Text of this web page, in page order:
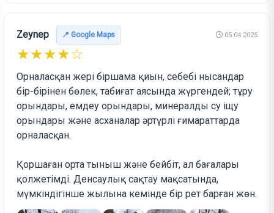
Zeynep 📍 Google Maps 05.04.2025
★★★★☆
Орналасқан жері біршама қиын, себебі нысандар
бір-бірінен бөлек, табиғат аясында жүргендей; тұру
орындары, емдеу орындары, минералды су іщу
орындары және асханалар әртүрлі ғимараттарда
орналасқан.
Қоршаған орта тыныш және бейбіт, ал бағалары
қолжетімді. Денсаулық сақтау мақсатында,
мүмкіндігінше жылына кемінде бір рет барған жөн.